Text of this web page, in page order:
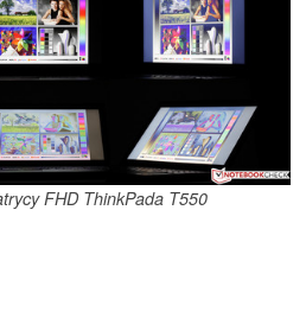
FHD ThinkPada T550